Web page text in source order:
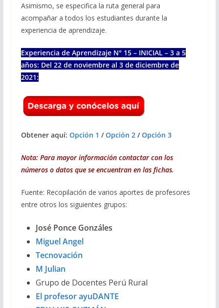
Asimismo, se especifica la ruta general para
acompañar a todos los estudiantes durante la
experiencia de aprendizaje.
Experiencia de Aprendizaje N° 15 – INICIAL – 3 a 5
años: Del 22 de noviembre al 3 de diciembre de
2021:
Obtener aquí: Opción 1 /Opción 2/Opción 3
Nota: Para mayor información contactar con los
números o datos que se encuentran en las fichas.
Fuente: Recopilación de varios aportes de profesores
entre otros los siguientes grupos:
José Ponce Gonzáles
Miguel Angel
Tecnovación
M Julian
Grupo de Docentes Perú Rural
El profesor ayuDANTE